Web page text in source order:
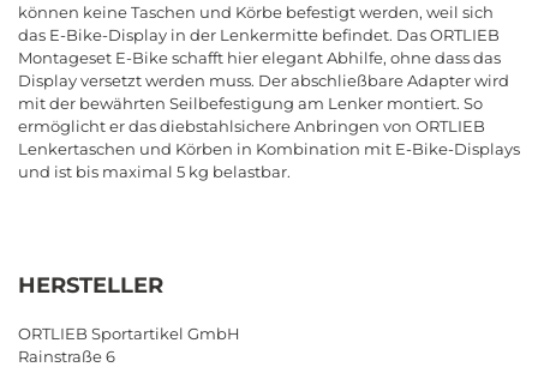
können keine Taschen und Körbe befestigt werden, weil sich
das E-Bike-Display in der Lenkermitte befindet. Das ORTLIEB
Montageset E-Bike schafft hier elegant Abhilfe, ohne dass das
Display versetzt werden muss. Der abschließbare Adapter wird
mit der bewährten Seilbefestigung am Lenker montiert. So
ermöglicht er das diebstahlsichere Anbringen von ORTLIEB
Lenkertaschen und Körben in Kombination mit E-Bike-Displays
und ist bis maximal 5 kg belastbar.
HERSTELLER
ORTLIEB Sportartikel GmbH
Rainstraße 6